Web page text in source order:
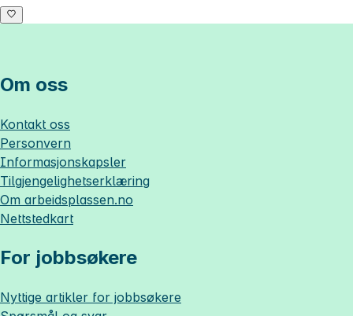
Om oss
Kontakt oss
Personvern
Informasjonskapsler
Tilgjengelighetserklæring
Om arbeidsplassen.no
Nettstedkart
For jobbsøkere
Nyttige artikler for jobbsøkere